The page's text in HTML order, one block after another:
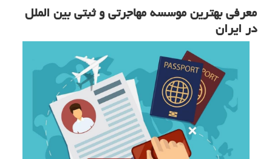
معرفی بهترین موسسه مهاجرتی و ثبتی بین الملل
در ایران